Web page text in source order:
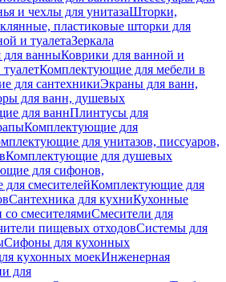
и чехлы для унитазаШторки,
пластиковые шторки для
и туалетаЗеркала
для ванныКоврики для ванной и
Комплектующие для мебели в
для сантехникиЭкраны для ванн,
для ванн, душевых
для ваннПлинтусы для
Комплектующие для
для унитазов, писсуаров,
Комплектующие для душевых
для сифонов,
смесителейКомплектующие для
Сантехника для кухниКухонные
смесителямиСмесители для
пищевых отходовСистемы для
Сифоны для кухонных
кухонных моекИнженерная
для